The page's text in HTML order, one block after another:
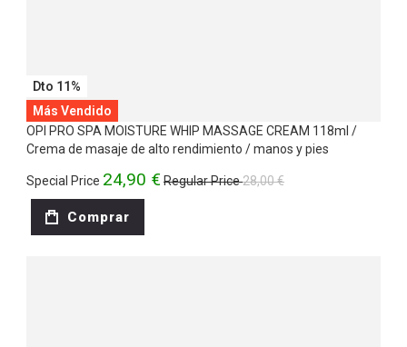
Dto 11%
Más Vendido
OPI PRO SPA MOISTURE WHIP MASSAGE CREAM 118ml /
Crema de masaje de alto rendimiento / manos y pies
Special Price 24,90 € Regular Price28,00 €
Comprar